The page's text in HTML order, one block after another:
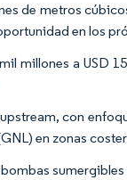
de metros
en los
millones a USD
con
en zonas